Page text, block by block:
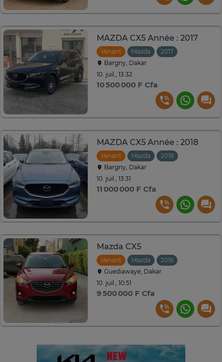
MAZDA CX5 Année : 2017
Venant Mazda
2017
Bargny, Dakar
10. juil., 13:32
10 500 000 F Cfa
MAZDA CX5 Année : 2018
Venant Mazda
2018
Bargny, Dakar
10. juil., 13:31
11 000 000 F Cfa
Mazda CX5
Venant Mazda 2016
Guediawaye, Dakar
10. juil., 10:51
9 500 000 F Cfa